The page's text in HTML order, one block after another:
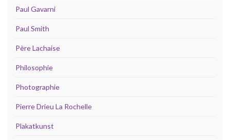
Paul Gavarni
Paul Smith
Père Lachaise
Philosophie
Photographie
Pierre Drieu La Rochelle
Plakatkunst